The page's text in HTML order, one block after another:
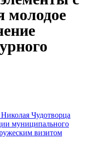
молодое
Чудотворца
муниципального
визитом